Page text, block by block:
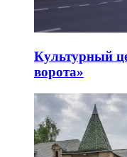
Культурный
ворота»